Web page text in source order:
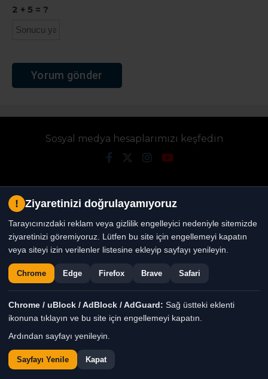
2 + 5 = ?
Sosyal medya hesaplarımızı keşfedin
Tüm Hakları Saklıdır. |
! Ziyaretinizi doğrulayamıyoruz
Tarayıcınızdaki reklam veya gizlilik engelleyici nedeniyle sitemizde
ziyaretinizi göremiyoruz. Lütfen bu site için engellemeyi kapatın
veya siteyi izin verilenler listesine ekleyip sayfayı yenileyin.
Chrome Edge Firefox Brave Safari
Chrome / uBlock / AdBlock / AdGuard: Sağ üstteki eklenti
ikonuna tıklayın ve bu site için engellemeyi kapatın.
Ardından sayfayı yenileyin.
Sayfayı Yenile Kapat